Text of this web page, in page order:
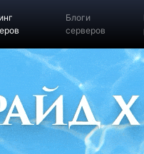
Блоги
серверов